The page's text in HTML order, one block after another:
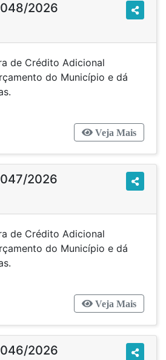
2026
de Crédito Adicional
do Município e dá
Veja Mais
2026
de Crédito Adicional
do Município e dá
Veja Mais
2026